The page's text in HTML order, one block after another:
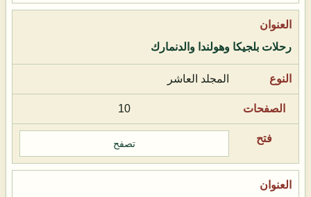
رحلات بلجيكا وهولندا والدنمارك
المجلد العاشر
10
تصفح